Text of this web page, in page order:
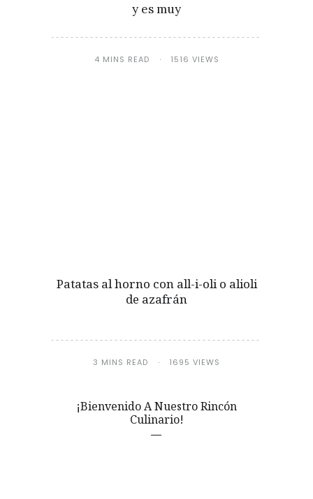
y es muy
4 MINS READ 1516 VIEWS
Patatas al horno con all-i-oli o alioli
de azafrán
3 MINS READ 1695 VIEWS
¡Bienvenido A Nuestro Rincón
Culinario!